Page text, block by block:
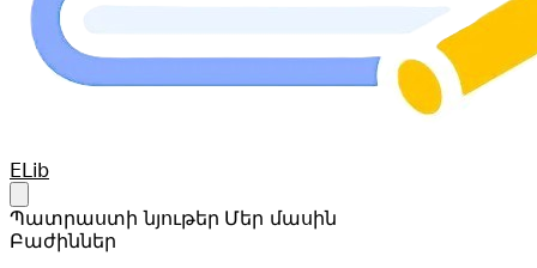
Your Company
ELib
Պատրաստի նյութեր Մեր մասին
Բաժիններ